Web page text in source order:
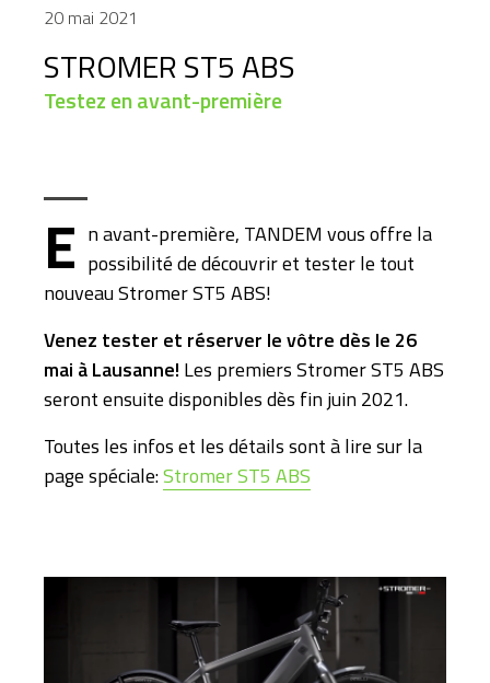
20 mai 2021
STROMER ST5 ABS
Testez en avant-première
E n avant-première, TANDEM vous offre la
possibilité de découvrir et tester le tout
nouveau Stromer ST5 ABS!
Venez tester et réserver le vôtre dès le 26
mai à Lausanne! Les premiers Stromer ST5 ABS
seront ensuite disponibles dès fin juin 2021.
Toutes les infos et les détails sont à lire sur la
page spéciale:Stromer ST5 ABS